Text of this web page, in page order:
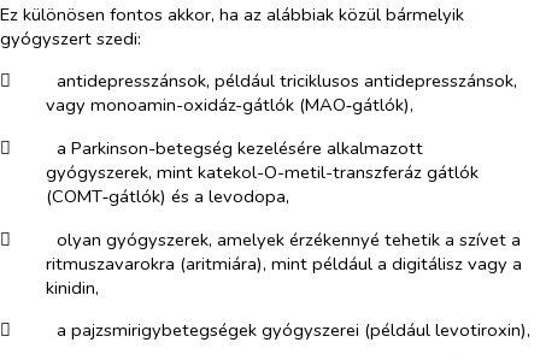
Ez különösen fontos akkor, ha az alábbiak közül bármelyik
gyógyszert szedi:
​
antidepresszánsok, például triciklusos antidepresszánsok,
vagy monoamin-oxidáz-gátlók (MAO‑gátlók),
​
a Parkinson-betegség kezelésére alkalmazott
gyógyszerek, mint katekol-O-metil-transzferáz gátlók
(COMT‑gátlók) és a levodopa,
​
olyan gyógyszerek, amelyek érzékennyé tehetik a szívet a
ritmuszavarokra (aritmiára), mint például a digitálisz vagy a
kinidin,
​
a pajzsmirigybetegségek gyógyszerei (például levotiroxin),